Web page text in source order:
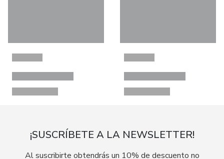
¡SUSCRÍBETE A LA NEWSLETTER!
Al suscribirte obtendrás un 10% de descuento no